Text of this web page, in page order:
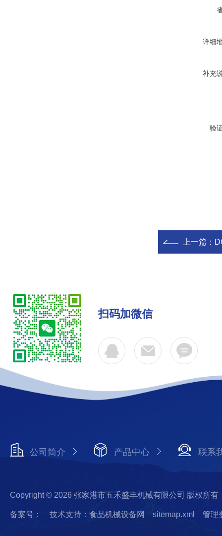
详细
补充
验
上一篇：
扫码加微信
公司简介 产品中心 联系
Copyright © 2026 张家港市五禾盛丰机械有限公司 版权所有
备案号： 技术支持：食品机械设备网 sitemap.xml 管理